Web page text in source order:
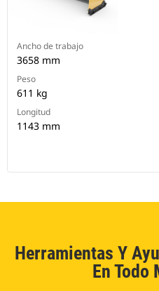
Ancho de trabajo
3658 mm
Peso
611 kg
Longitud
1143 mm
Herramientas Y
En Todo